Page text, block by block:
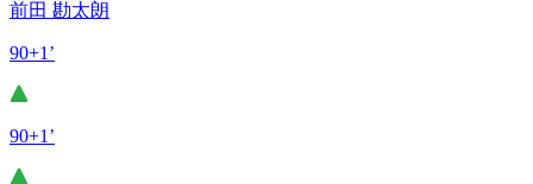
前田 勘太朗
90+1’
90+1’